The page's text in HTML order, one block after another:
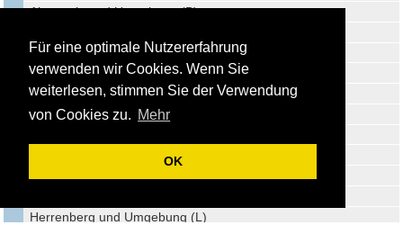
Für eine optimale Nutzererfahrung
verwenden wir Cookies. Wenn Sie
weiterlesen, stimmen Sie der Verwendung
von Cookies zu. Mehr
OK
Altensteig und Umgebung (B)
Pforzheim und Umgebung (D)
Calw und Umgebung (E)
Dornstetten und Umgebung (F)
Waldachtal und Umgebung (G)
Wildberg und Umgebung (I)
Herrenberg und Umgebung (L)